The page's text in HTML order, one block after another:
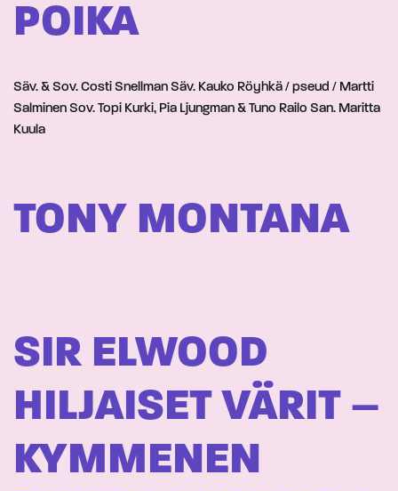
POIKA
Säv. & Sov. Costi Snellman Säv. Kauko Röyhkä / pseud / Martti
Salminen Sov. Topi Kurki, Pia Ljungman & Tuno Railo San. Maritta
Kuula
TONY MONTANA
SIR ELWOOD
HILJAISET VÄRIT –
KYMMENEN